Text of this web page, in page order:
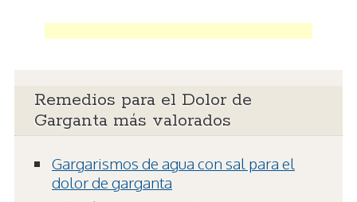
Remedios para el Dolor de
Garganta más valorados
Gargarismos de agua con sal para el
dolor de garganta